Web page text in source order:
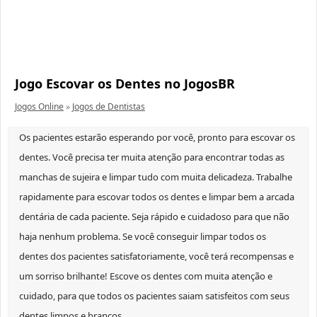
Jogo Escovar os Dentes no JogosBR
Jogos Online» Jogos de Dentistas
Os pacientes estarão esperando por você, pronto para escovar os
dentes. Você precisa ter muita atenção para encontrar todas as
manchas de sujeira e limpar tudo com muita delicadeza. Trabalhe
rapidamente para escovar todos os dentes e limpar bem a arcada
dentária de cada paciente. Seja rápido e cuidadoso para que não
haja nenhum problema. Se você conseguir limpar todos os
dentes dos pacientes satisfatoriamente, você terá recompensas e
um sorriso brilhante! Escove os dentes com muita atenção e
cuidado, para que todos os pacientes saiam satisfeitos com seus